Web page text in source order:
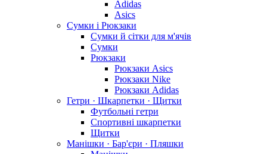
Adidas
Asics
Сумки і Рюкзаки
Сумки й сітки для м'ячів
Сумки
Рюкзаки
Рюкзаки Asics
Рюкзаки Nike
Рюкзаки Adidas
Гетри · Шкарпетки · Щитки
Футбольні гетри
Спортивні шкарпетки
Щитки
Манішки · Бар'єри · Пляшки